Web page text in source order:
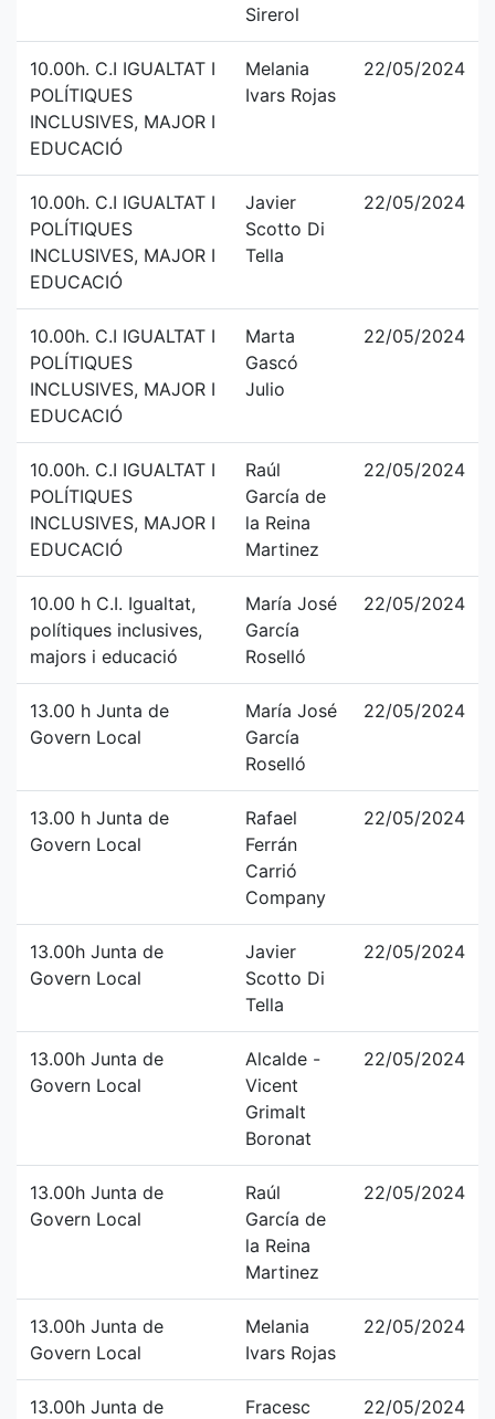
Sirerol
10.00h. C.I IGUALTAT I
POLÍTIQUES
INCLUSIVES, MAJOR I
EDUCACIÓ
Melania
Ivars Rojas
22/05/2024
10.00h. C.I IGUALTAT I
POLÍTIQUES
INCLUSIVES, MAJOR I
EDUCACIÓ
Javier
Scotto Di
Tella
22/05/2024
10.00h. C.I IGUALTAT I
POLÍTIQUES
INCLUSIVES, MAJOR I
EDUCACIÓ
Marta
Gascó
Julio
22/05/2024
10.00h. C.I IGUALTAT I
POLÍTIQUES
INCLUSIVES, MAJOR I
EDUCACIÓ
Raúl
García de
la Reina
Martinez
22/05/2024
10.00 h C.I. Igualtat,
polítiques inclusives,
majors i educació
María José
García
Roselló
22/05/2024
13.00 h Junta de
Govern Local
María José
García
Roselló
22/05/2024
13.00 h Junta de
Govern Local
Rafael
Ferrán
Carrió
Company
22/05/2024
13.00h Junta de
Govern Local
Javier
Scotto Di
Tella
22/05/2024
13.00h Junta de
Govern Local
Alcalde -
Vicent
Grimalt
Boronat
22/05/2024
13.00h Junta de
Govern Local
Raúl
García de
la Reina
Martinez
22/05/2024
13.00h Junta de
Govern Local
Melania
Ivars Rojas
22/05/2024
13.00h Junta de
Fracesc
22/05/2024